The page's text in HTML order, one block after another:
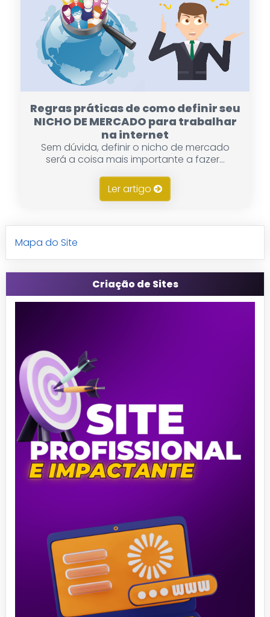
Regras práticas de como definir seu
NICHO DE MERCADO para trabalhar
na internet
Sem dúvida, definir o nicho de mercado
será a coisa mais importante a fazer...
Ler artigo
Mapa do Site
Criação de Sites